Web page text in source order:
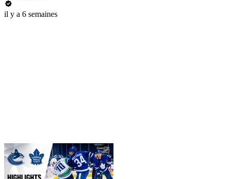
il y a 6 semaines